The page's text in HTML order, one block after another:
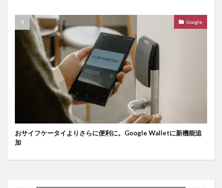
Google
おサイフケータイよりさらに便利に。Google Walletに新機能追
加